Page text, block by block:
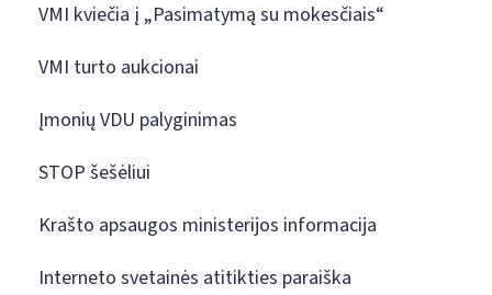
VMI kviečia į „Pasimatymą su mokesčiais“
VMI turto aukcionai
Įmonių VDU palyginimas
STOP šešėliui
Krašto apsaugos ministerijos informacija
Interneto svetainės atitikties paraiška